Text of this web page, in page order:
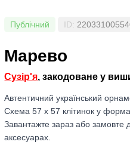
Публічний ID:
Марево
Сузiр'я, закодоване у
Автентичний український
Схема 57 x 57 клітинок у
Завантажте зараз або замовте
аксесуарах.